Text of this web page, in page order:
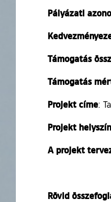
Pályázati
Támogatás
Támogatás
Projekt címe:
Projekt
A projekt
Rövid